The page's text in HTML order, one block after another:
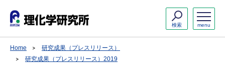
menu
検索
Home
研究成果（プレスリリース）
研究成果（プレスリリース）2019